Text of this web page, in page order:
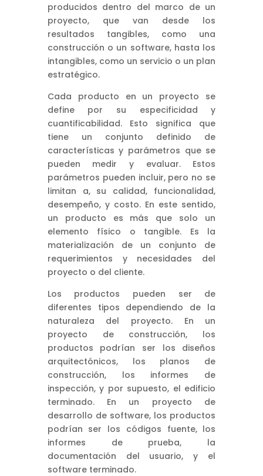
producidos dentro del marco de un
proyecto, que van desde los
resultados tangibles, como una
construcción o un software, hasta los
intangibles, como un servicio o un plan
estratégico.
Cada producto en un proyecto se
define por su especificidad y
cuantificabilidad. Esto significa que
tiene un conjunto definido de
características y parámetros que se
pueden medir y evaluar. Estos
parámetros pueden incluir, pero no se
limitan a, su calidad, funcionalidad,
desempeño, y costo. En este sentido,
un producto es más que solo un
elemento físico o tangible. Es la
materialización de un conjunto de
requerimientos y necesidades del
proyecto o del cliente.
Los productos pueden ser de
diferentes tipos dependiendo de la
naturaleza del proyecto. En un
proyecto de construcción, los
productos podrían ser los diseños
arquitectónicos, los planos de
construcción, los informes de
inspección, y por supuesto, el edificio
terminado. En un proyecto de
desarrollo de software, los productos
podrían ser los códigos fuente, los
informes de prueba, la
documentación del usuario, y el
software terminado.